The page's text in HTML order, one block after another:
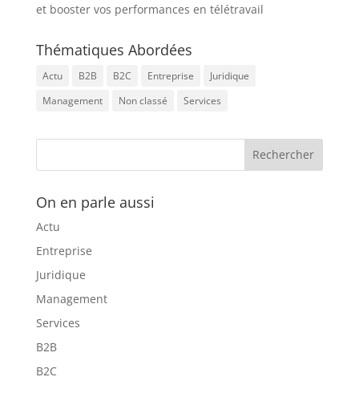
et booster vos performances en télétravail
Thématiques Abordées
Actu B2B B2C Entreprise
Juridique
Management
Non classé Services
On en parle aussi
Actu
Entreprise
Juridique
Management
Services
B2B
B2C